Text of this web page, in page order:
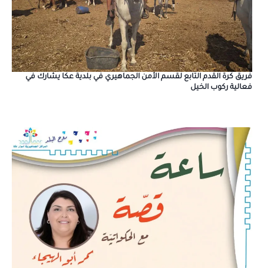
فريق كرة القدم التابع لقسم الأمن الجماهيري في بلدية عكا يشارك في
فعالية ركوب الخيل